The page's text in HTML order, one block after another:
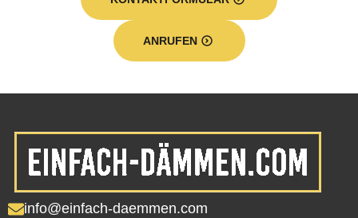
ANRUFEN
info@einfach-daemmen.com